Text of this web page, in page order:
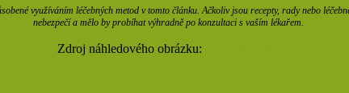
využíváním léčebných metod v tomto článku. Ačkoliv jsou recepty, rady nebo
nebezpečí a mělo by probíhat výhradně po konzultaci s vaším lékařem.
Zdroj náhledového obrázku: